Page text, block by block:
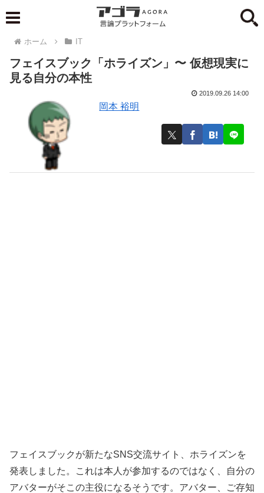
ホーム IT
フェイスブック「ホライズン」〜 仮想現実に
見る自分の本性
岡本 裕明
2019.09.26 14:00
フェイスブックが新たなSNS交流サイト、ホライズンを
発表しました。これは本人が参加するのではなく、自分の
アバターがそこの主役になるそうです。アバター、ご存知